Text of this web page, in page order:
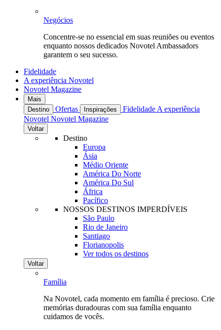
Negócios
Concentre-se no essencial em suas reuniões ou eventos
enquanto nossos dedicados Novotel Ambassadors
garantem o seu sucesso.
Fidelidade
A experiência Novotel
Novotel Magazine
Mais
Destino
Ofertas Inspirações Fidelidade A experiência
Novotel Novotel Magazine
Voltar
Destino
Europa
Ásia
Médio Oriente
América Do Norte
América Do Sul
África
Pacífico
NOSSOS DESTINOS IMPERDÍVEIS
São Paulo
Rio de Janeiro
Santiago
Florianopolis
Ver todos os destinos
Voltar
Família
Na Novotel, cada momento em família é precioso. Crie
memórias duradouras com sua família enquanto
cuidamos de vocês.